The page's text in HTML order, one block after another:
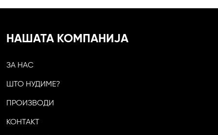
НАШАТА КОМПАНИЈА
ЗА НАС
ШТО НУДИМЕ?
ПРОИЗВОДИ
КОНТАКТ